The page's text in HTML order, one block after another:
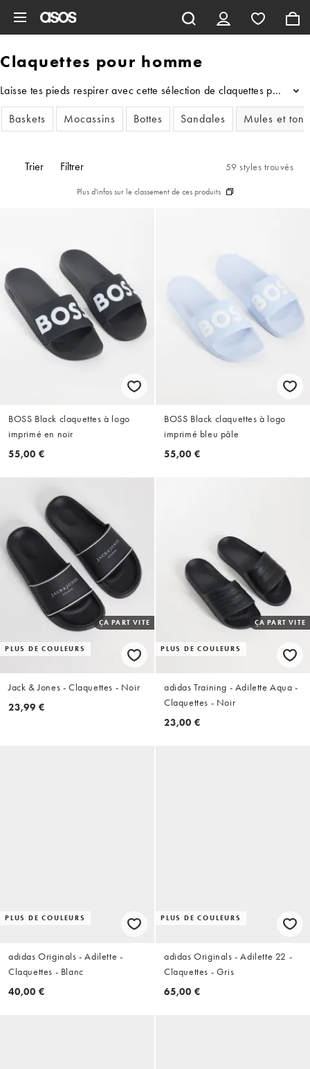
Claquettes pour homme
Laisse tes pieds respirer avec cette sélection de claquettes pour
...
Baskets
Mocassins Bottes Sandales Mules et
Trier Filtrer 59 styles trouvés
Plus d'infos sur le classement de ces produits
BOSS Black claquettes à logo
imprimé en noir
55,00 €
BOSS Black claquettes à logo
imprimé bleu pâle
55,00 €
PLUS DE COULEURS
ÇA PART VITE
Jack & Jones - Claquettes - Noir
23,99 €
PLUS DE COULEURS
ÇA PART VITE
adidas Training - Adilette Aqua -
Claquettes - Noir
23,00 €
PLUS DE COULEURS
adidas Originals - Adilette -
Claquettes - Blanc
40,00 €
PLUS DE COULEURS
adidas Originals - Adilette 22 -
Claquettes - Gris
65,00 €